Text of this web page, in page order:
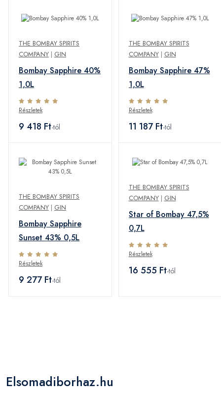
THE BOMBAY SPIRITS
COMPANY | GIN
Bombay Sapphire 40%
1,0L
Részletek
9 418 Ft-tól
THE BOMBAY SPIRITS
COMPANY| GIN
Bombay Sapphire 47%
1,0L
Részletek
11 187 Ft-tól
THE BOMBAY SPIRITS
COMPANY | GIN
Bombay Sapphire
Sunset 43% 0,5L
Részletek
9 277 Ft-tól
THE BOMBAY SPIRITS
COMPANY| GIN
Star of Bombay 47,5%
0,7L
Részletek
16 555 Ft-tól
Elsomadiborhaz.hu